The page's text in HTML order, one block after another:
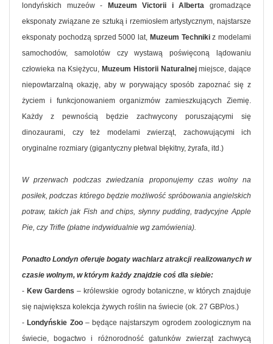
londyńskich muzeów - Muzeum Victorii i Alberta gromadzące
eksponaty związane ze sztuką i rzemiosłem artystycznym, najstarsze
eksponaty pochodzą sprzed 5000 lat, Muzeum Technikiz modelami
samochodów, samolotów czy wystawą poświęconą lądowaniu
człowieka na Księżycu, Muzeum Historii Naturalnejmiejsce, dające
niepowtarzalną okazję, aby w porywający sposób zapoznać się z
życiem i funkcjonowaniem organizmów zamieszkujących Ziemię.
Każdy z pewnością będzie zachwycony poruszającymi się
dinozaurami, czy też modelami zwierząt, zachowującymi ich
oryginalne rozmiary (gigantyczny płetwal błękitny, żyrafa, itd.)
W przerwach podczas zwiedzania proponujemy czas wolny na
posiłek, podczas którego będzie możliwość spróbowania angielskich
potraw, takich jak Fish and chips, słynny pudding, tradycyjne Apple
Pie, czy Trifle (płatne indywidualnie wg zamówienia).
Ponadto Londyn oferuje bogaty wachlarz atrakcji realizowanych w
czasie wolnym, w którym każdy znajdzie coś dla siebie:
- Kew Gardens– królewskie ogrody botaniczne, w których znajduje
się największa kolekcja żywych roślin na świecie (ok. 27 GBP/os.)
- Londyńskie Zoo– będące najstarszym ogrodem zoologicznym na
świecie, bogactwo i różnorodność gatunków zwierząt zachwycą